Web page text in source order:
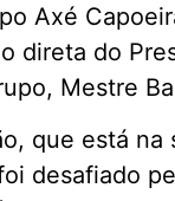
Axé
direta do
Mestre
que está na
desafiado